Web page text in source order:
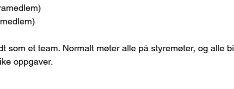
som et team. Normalt møter alle på styremøter, og alle
oppgaver.